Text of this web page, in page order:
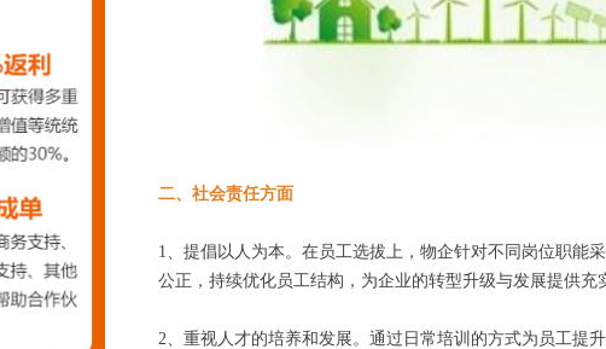
二、社会责任方面
1、提倡以人为本。在员工选拔上，物企针对不同岗位职能
公正，持续优化员工结构，为企业的转型升级与发展提供充
2、重视人才的培养和发展。通过日常培训的方式为员工提